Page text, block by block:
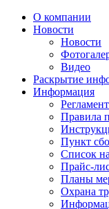
О компании
Новости
Новости
Видео
Раскрытие
Информация
Правила
Пункт
Список
Прайс-
Планы
Охрана